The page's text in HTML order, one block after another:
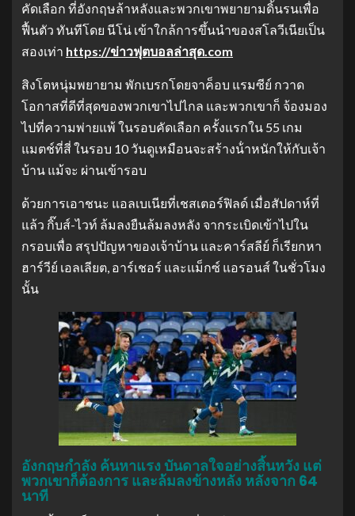
คัดเลือก ที่อังกฤษล้าหลังและพวกเขาพยายามดิ้นรนเพื่อ
ฟื้นตัว ทันทีโดย นีโน่ เข้าใกล้การขึ้นนําของสโลวีเนียเป็น
สองเท่า https://ข่าวฟุตบอลล่าสุด.com
สิงโตหนุ่มพยายาม พักเบรกโดยจาค็อบ แรมซีย์ กวาด
โอกาสที่ดีที่สุดของพวกเขาไปไกล และพวกเขาก็ จ้องมอง
ไปที่ความพ่ายแพ้ ในรอบคัดเลือก ครั้งแรกใน 55 เกม
แมตช์ที่สี่ ในรอบ 10 วันดูเหมือนจะสร้างน้ําหนักให้กับเจ้า
บ้าน แม้จะ ผ่านเข้ารอบ
ด้วยการเอาชนะ แอลเบเนียที่เชสเตอร์ฟิลด์ เมื่อสัปดาห์ที่
แล้ว กิ๊บส์-ไวท์ ล้มลงยืนล้มลงหลัง จากระเบิดเข้าไปใน
กรอบเพื่อ สรุปปัญหาของเจ้าบ้าน และคาร์สลีย์ ก็เรียกหา
ฮาร์วีย์ เอลเลียต, อาร์เชอร์ และแม็กซ์ แอรอนส์ ในชั่วโมง
นั้น
อังกฤษกําลัง ค้นหาแรง บันดาลใจอย่างสิ้นหวัง แต่
พวกเขาก็ต้องการ และล้มลงข้างหลัง หลังจาก 64
นาที